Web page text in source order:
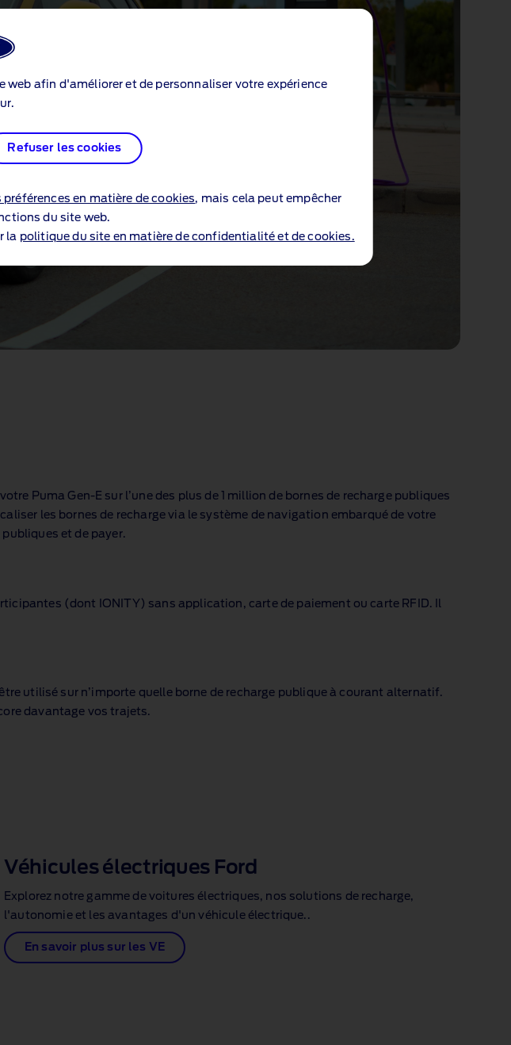
afin d'améliorer et de personnaliser votre expérience
Refuser les cookies
préférences en matière de cookies, mais cela peut empêcher
du site web.
la politique du site en matière de confidentialité et de cookies.
Puma Gen‑E sur l’une des plus de 1 million de bornes de recharge publiques
les bornes de recharge via le système de navigation embarqué de votre
et de payer.
(dont IONITY) sans application, carte de paiement ou carte RFID. Il
utilisé sur n’importe quelle borne de recharge publique à courant alternatif.
davantage vos trajets.
Véhicules électriques Ford
Explorez notre gamme de voitures électriques, nos solutions de recharge,
l'autonomie et les avantages d'un véhicule électrique..
En savoir plus sur les VE